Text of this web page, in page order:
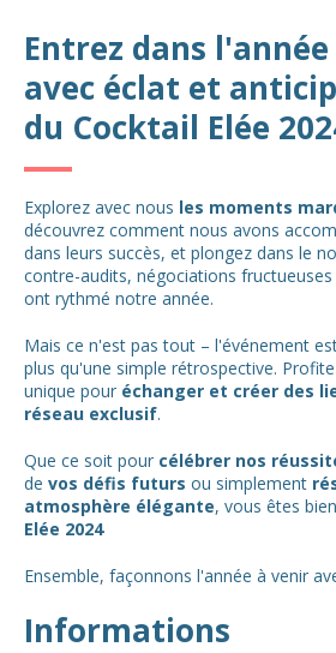
Entrez dans
avec éclat et
du Cocktail Elée
Explorez avec nous les moments
découvrez comment nous avons
dans leurs succès, et plongez dans le
contre-audits, négociations
ont rythmé notre année.
Mais ce n'est pas tout – l'événement
plus qu'une simple rétrospective.
unique pour échanger et créer des
réseau exclusif.
Que ce soit pour célébrer nos
de vos défis futurs ou simplement
atmosphère élégante, vous êtes
Elée 2024
Ensemble, façonnons l'année à venir
Informations